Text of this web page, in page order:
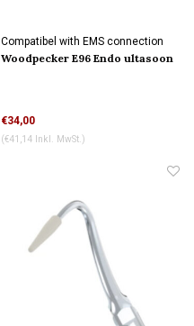
Compatibel with EMS connection
Woodpecker E96 Endo ultasoon
€34,00
(€41,14 Inkl. MwSt.)